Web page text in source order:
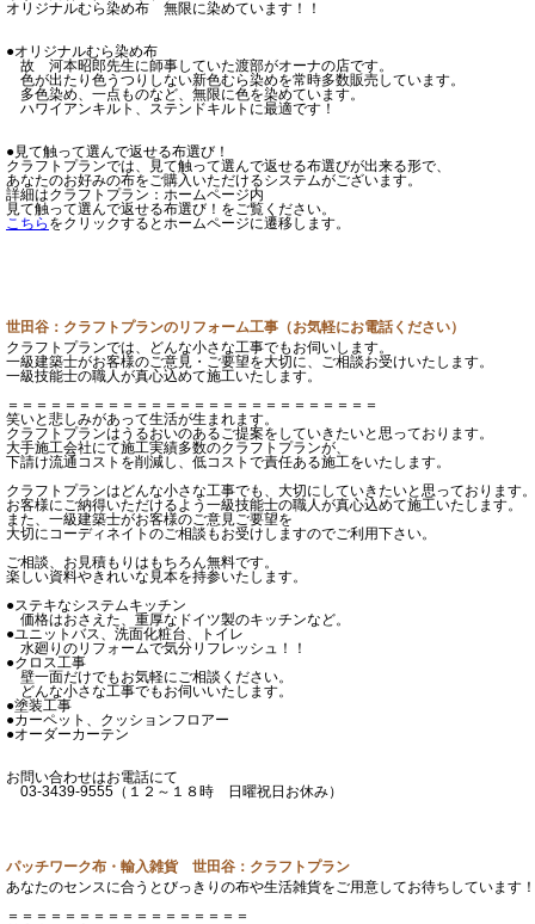
オリジナルむら染め布 無限に染めています！！
●オリジナルむら染め布
故 河本昭郎先生に師事していた渡部がオーナの店です。
色が出たり色うつりしない新色むら染めを常時多数販売しています。
多色染め、一点ものなど、無限に色を染めています。
ハワイアンキルト、ステンドキルトに最適です！
●見て触って選んで返せる布選び！
クラフトプランでは、見て触って選んで返せる布選びが出来る形で、
あなたのお好みの布をご購入いただけるシステムがございます。
詳細はクラフトプラン：ホームページ内
見て触って選んで返せる布選び！をご覧ください。
こちら をクリックするとホームページに遷移します。
世田谷：クラフトプランのリフォーム工事（お気軽にお電話ください）
クラフトプランでは、どんな小さな工事でもお伺いします。
一級建築士がお客様のご意見・ご要望を大切に、ご相談お受けいたします。
一級技能士の職人が真心込めて施工いたします。
＝＝＝＝＝＝＝＝＝＝＝＝＝＝＝＝＝＝＝＝＝＝＝＝＝＝
笑いと悲しみがあって生活が生まれます。
クラフトプランはうるおいのあるご提案をしていきたいと思っております。
大手施工会社にて施工実績多数のクラフトプランが、
下請け流通コストを削減し、低コストで責任ある施工をいたします。
クラフトプランはどんな小さな工事でも、大切にしていきたいと思っております。
お客様にご納得いただけるよう一級技能士の職人が真心込めて施工いたします。
また、一級建築士がお客様のご意見ご要望を
大切にコーディネイトのご相談もお受けしますのでご利用下さい。
ご相談、お見積もりはもちろん無料です。
楽しい資料やきれいな見本を持参いたします。
●ステキなシステムキッチン
価格はおさえた、重厚なドイツ製のキッチンなど。
●ユニットバス、洗面化粧台、トイレ
水廻りのリフォームで気分リフレッシュ！！
●クロス工事
壁一面だけでもお気軽にご相談ください。
どんな小さな工事でもお伺いいたします。
●塗装工事
●カーペット、クッションフロアー
●オーダーカーテン
お問い合わせはお電話にて
03-3439-9555（１２～１８時 日曜祝日お休み）
パッチワーク布・輸入雑貨 世田谷：クラフトプラン
あなたのセンスに合うとびっきりの布や生活雑貨をご用意してお待ちしています！
＝＝＝＝＝＝＝＝＝＝＝＝＝＝＝＝＝